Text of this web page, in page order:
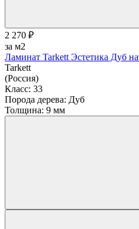
2 270 ₽
за м2
Ламинат Tarkett Эстетика Дуб
Tarkett
(Россия)
Класс: 33
Порода дерева: Дуб
Толщина: 9 мм